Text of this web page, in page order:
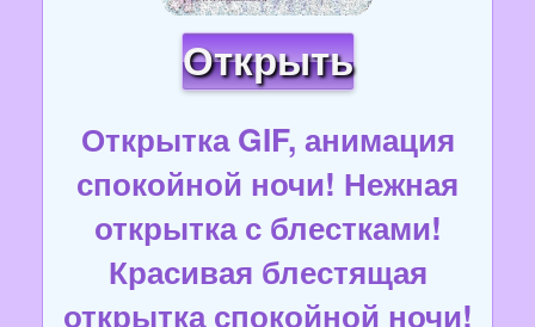
Открыть
Открытка GIF, анимация
спокойной ночи! Нежная
открытка с блестками!
Красивая блестящая
открытка спокойной ночи!